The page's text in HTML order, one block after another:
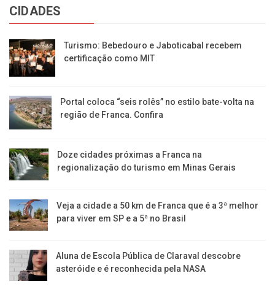
CIDADES
Turismo: Bebedouro e Jaboticabal recebem
certificação como MIT
Portal coloca “seis rolês” no estilo bate-volta na
região de Franca. Confira
​Doze cidades próximas a Franca na
regionalização do turismo em Minas Gerais
Veja a cidade a 50 km de Franca que é a 3ª melhor
para viver em SP e a 5ª no Brasil
Aluna de Escola Pública de Claraval descobre
asteróide e é reconhecida pela NASA